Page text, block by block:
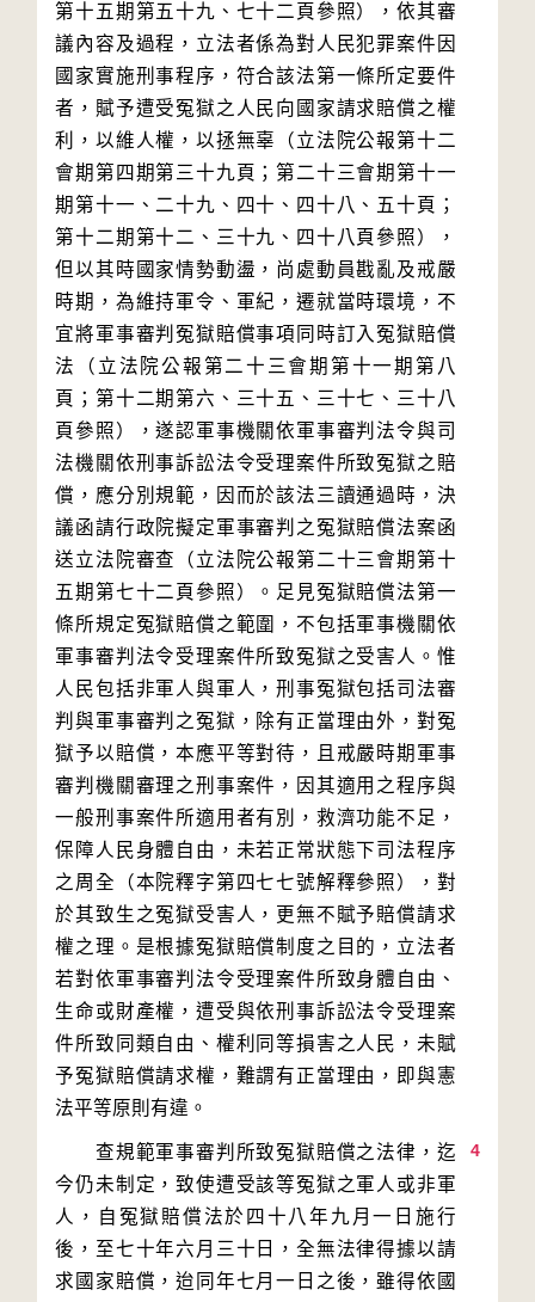
第十五期第五十九、七十二頁參照），依其審
議內容及過程，立法者係為對人民犯罪案件因
國家實施刑事程序，符合該法第一條所定要件
者，賦予遭受冤獄之人民向國家請求賠償之權
利，以維人權，以拯無辜（立法院公報第十二
會期第四期第三十九頁；第二十三會期第十一
期第十一、二十九、四十、四十八、五十頁；
第十二期第十二、三十九、四十八頁參照），
但以其時國家情勢動盪，尚處動員戡亂及戒嚴
時期，為維持軍令、軍紀，遷就當時環境，不
宜將軍事審判冤獄賠償事項同時訂入冤獄賠償
法（立法院公報第二十三會期第十一期第八
頁；第十二期第六、三十五、三十七、三十八
頁參照），遂認軍事機關依軍事審判法令與司
法機關依刑事訴訟法令受理案件所致冤獄之賠
償，應分別規範，因而於該法三讀通過時，決
議函請行政院擬定軍事審判之冤獄賠償法案函
送立法院審查（立法院公報第二十三會期第十
五期第七十二頁參照）。足見冤獄賠償法第一
條所規定冤獄賠償之範圍，不包括軍事機關依
軍事審判法令受理案件所致冤獄之受害人。惟
人民包括非軍人與軍人，刑事冤獄包括司法審
判與軍事審判之冤獄，除有正當理由外，對冤
獄予以賠償，本應平等對待，且戒嚴時期軍事
審判機關審理之刑事案件，因其適用之程序與
一般刑事案件所適用者有別，救濟功能不足，
保障人民身體自由，未若正常狀態下司法程序
之周全（本院釋字第四七七號解釋參照），對
於其致生之冤獄受害人，更無不賦予賠償請求
權之理。是根據冤獄賠償制度之目的，立法者
若對依軍事審判法令受理案件所致身體自由、
生命或財產權，遭受與依刑事訴訟法令受理案
件所致同類自由、權利同等損害之人民，未賦
予冤獄賠償請求權，難謂有正當理由，即與憲
4
查規範軍事審判所致冤獄賠償之法律，迄
今仍未制定，致使遭受該等冤獄之軍人或非軍
人，自冤獄賠償法於四十八年九月一日施行
後，至七十年六月三十日，全無法律得據以請
求國家賠償，迨同年七月一日之後，雖得依國